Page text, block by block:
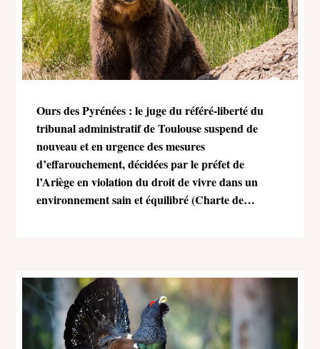
Ours des Pyrénées : le juge du référé-liberté du
tribunal administratif de Toulouse suspend de
nouveau et en urgence des mesures
d’effarouchement, décidées par le préfet de
l’Ariège en violation du droit de vivre dans un
environnement sain et équilibré (Charte de